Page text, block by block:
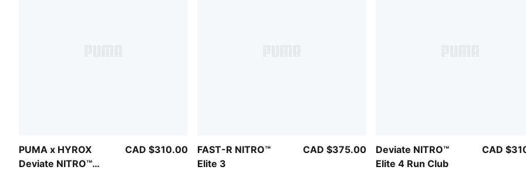
PUMA x HYROX
Deviate NITRO™
CAD $310.00
FAST-R NITRO™
Elite 3
CAD $375.00
Deviate NITRO™
Elite 4 Run Club
CAD